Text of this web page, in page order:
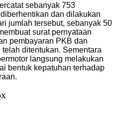
sebanyak 753
dan dilakukan
jumlah tersebut, sebanyak 50
surat pernyataan
pembayaran PKB dan
ditentukan. Sementara
langsung melakukan
bentuk kepatuhan terhadap